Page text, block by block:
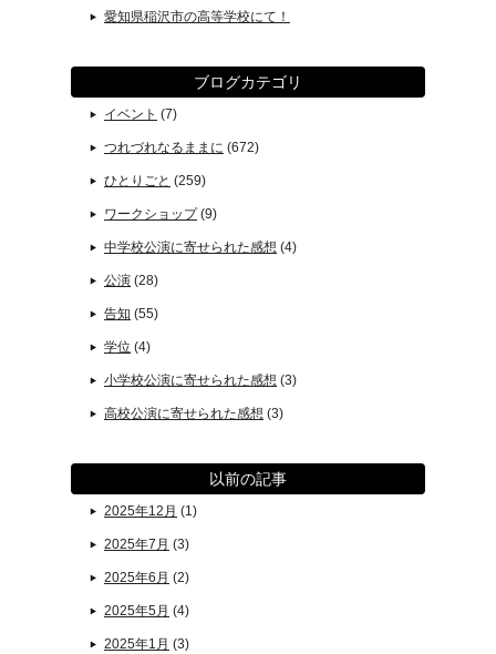
愛知県稲沢市の高等学校にて！
ブログカテゴリ
イベント (7)
つれづれなるままに (672)
ひとりごと (259)
ワークショップ(9)
中学校公演に寄せられた感想 (4)
公演 (28)
告知 (55)
学位 (4)
小学校公演に寄せられた感想 (3)
高校公演に寄せられた感想 (3)
以前の記事
2025年12月 (1)
2025年7月 (3)
2025年6月 (2)
2025年5月 (4)
2025年1月 (3)